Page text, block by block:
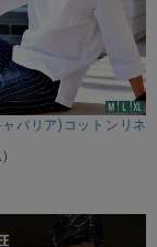
/全9色
バリア)コットンリネ
)